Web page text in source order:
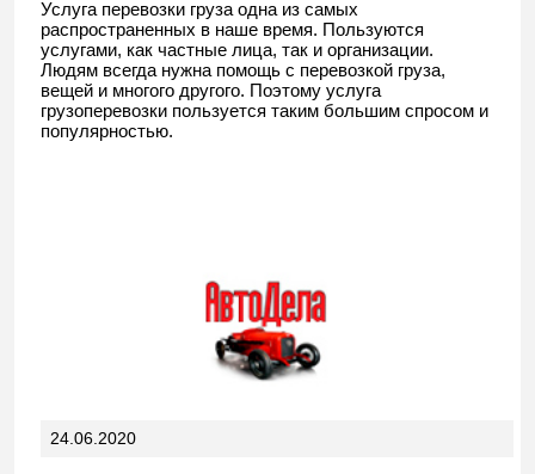
Услуга перевозки груза одна из самых
распространенных в наше время. Пользуются
услугами, как частные лица, так и организации.
Людям всегда нужна помощь с перевозкой груза,
вещей и многого другого. Поэтому услуга
грузоперевозки пользуется таким большим спросом и
популярностью.
24.06.2020